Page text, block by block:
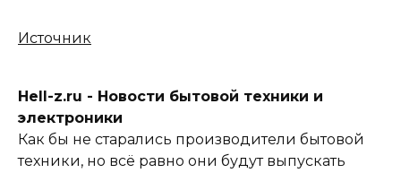
Источник
Hell-z.ru - Новости бытовой техники и
электроники
Как бы не старались производители бытовой
техники, но всё равно они будут выпускать